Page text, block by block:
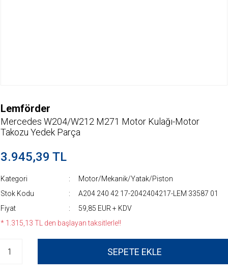
Lemförder
Mercedes W204/W212 M271 Motor Kulağı-Motor
Takozu Yedek Parça
3.945,39 TL
Kategori
Motor/Mekanik/Yatak/Piston
Stok Kodu
A204 240 42 17-2042404217-LEM 33587 01
Fiyat
59,85 EUR + KDV
* 1.315,13 TL den başlayan taksitlerle!!
SEPETE EKLE